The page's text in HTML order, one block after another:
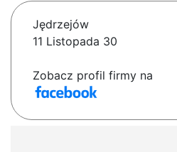
Jędrzejów
11 Listopada 30
Zobacz profil firmy na